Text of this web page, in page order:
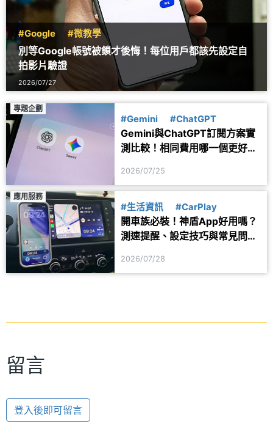
#Google #微教學
別等Google帳號被鎖才後悔！每位用戶都該先設定自
拍影片驗證
2026/07/27
專題企劃
#Gemini #ChatGPT
Gemini與ChatGPT訂閱方案實
測比較！相同費用哪一個更好
2026/07/25
應用服務
#生活資訊 #CarPlay
開車族必裝！神盾App好用嗎？
測速提醒、設定技巧與常見問題
2026/07/28
留言
登入後即可留言